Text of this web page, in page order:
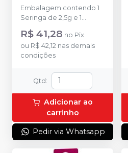
Embalagem contendo 1
Seringa de 2,5g e 1
ponteira
R$ 41,28 no Pix
ou R$ 42,12 nas demais
condições
Qtd :
Adicionar ao
carrinho
Pedir via Whatsapp